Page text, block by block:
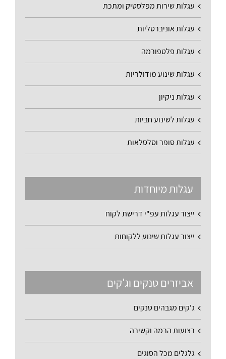
עגלות שירות מפלסטיק ומתכת
עגלות אוניברסליות
עגלות פלטפורמה
עגלות שינוע מודולריות
עגלות ניקיון
עגלות לשינוע חביות
עגלות סופר וסלסלאות
עגלות מיוחדות
ייצור עגלות עפ"י דרישת לקוח
ייצור עגלות שינוע ללקוחות
אביזרים טנקים וג'קים
ג'קים מגבהים טנקים
רצועות הרמה וקשירה
גלגלים מכל הסוגים